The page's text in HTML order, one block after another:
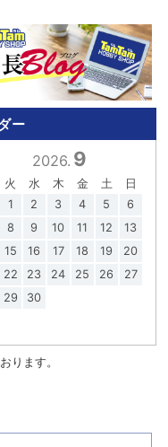
ー
2026. 9
火 水 木 金 土
日
1
2 3 4 5
6
8 9 10 11 12
13
15 16 17 18 19
20
22 23 24 25 26
27
29 30
ります。